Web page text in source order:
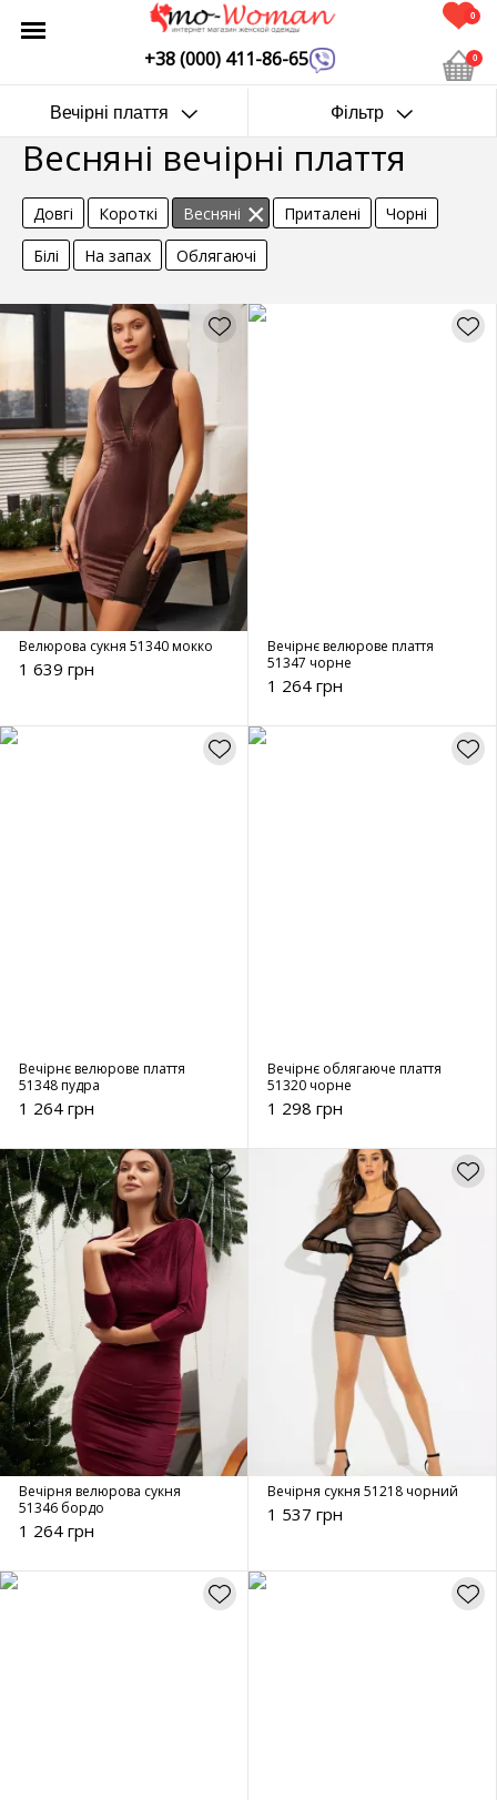
+38 (000) 411-86-65
0
0
Вечірні плаття Фільтр
Весняні вечірні плаття
Довгі Короткі Весняні Приталені
Чорні
Білі
На запах Облягаючі
Велюрова сукня 51340 мокко
1 639 грн
Вечірнє велюрове плаття
51347 чорне
1 264 грн
Вечірнє велюрове плаття
51348 пудра
1 264 грн
Вечірнє облягаюче плаття
51320 чорне
1 298 грн
Вечірня велюрова сукня
51346 бордо
1 264 грн
Вечірня сукня 51218 чорний
1 537 грн